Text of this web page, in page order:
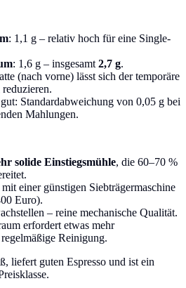
: 1,1 g – relativ hoch für eine Single-
: 1,6 g – insgesamt 2,7 g.
(nach vorne) lässt sich der temporäre
Standardabweichung von 0,05 g bei
Mahlungen.
solide Einstiegsmühle, die 60–70 %
einer günstigen Siebträgermaschine
Euro).
– reine mechanische Qualität.
erfordert etwas mehr
Reinigung.
liefert guten Espresso und ist ein